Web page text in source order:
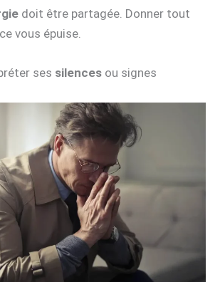
doit être partagée. Donner tout
vous épuise.
ses silences ou signes